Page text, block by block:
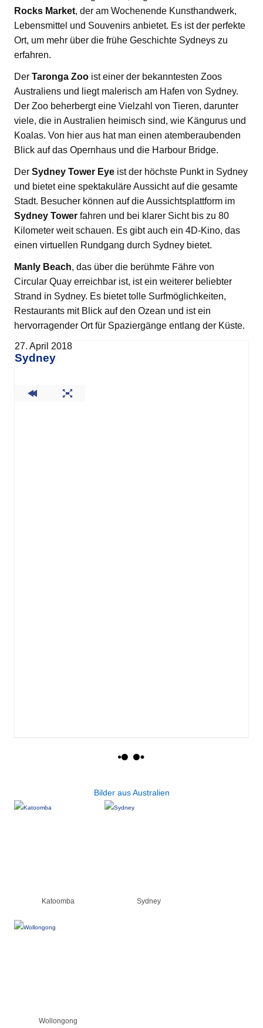
Rocks Market, der am Wochenende Kunsthandwerk,
Lebensmittel und Souvenirs anbietet. Es ist der perfekte
Ort, um mehr über die frühe Geschichte Sydneys zu
erfahren.
Der Taronga Zoo ist einer der bekanntesten Zoos
Australiens und liegt malerisch am Hafen von Sydney.
Der Zoo beherbergt eine Vielzahl von Tieren, darunter
viele, die in Australien heimisch sind, wie Kängurus und
Koalas. Von hier aus hat man einen atemberaubenden
Blick auf das Opernhaus und die Harbour Bridge.
Der Sydney Tower Eye ist der höchste Punkt in Sydney
und bietet eine spektakuläre Aussicht auf die gesamte
Stadt. Besucher können auf die Aussichtsplattform im
Sydney Tower fahren und bei klarer Sicht bis zu 80
Kilometer weit schauen. Es gibt auch ein 4D-Kino, das
einen virtuellen Rundgang durch Sydney bietet.
Manly Beach, das über die berühmte Fähre von
Circular Quay erreichbar ist, ist ein weiterer beliebter
Strand in Sydney. Es bietet tolle Surfmöglichkeiten,
Restaurants mit Blick auf den Ozean und ist ein
hervorragender Ort für Spaziergänge entlang der Küste.
27. April 2018
Sydney
Bilder aus Australien
Katoomba Sydney
Wollongong